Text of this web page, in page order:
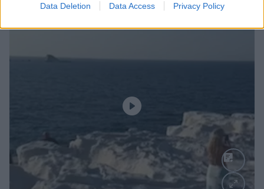
Data Deletion Data Access Privacy Policy